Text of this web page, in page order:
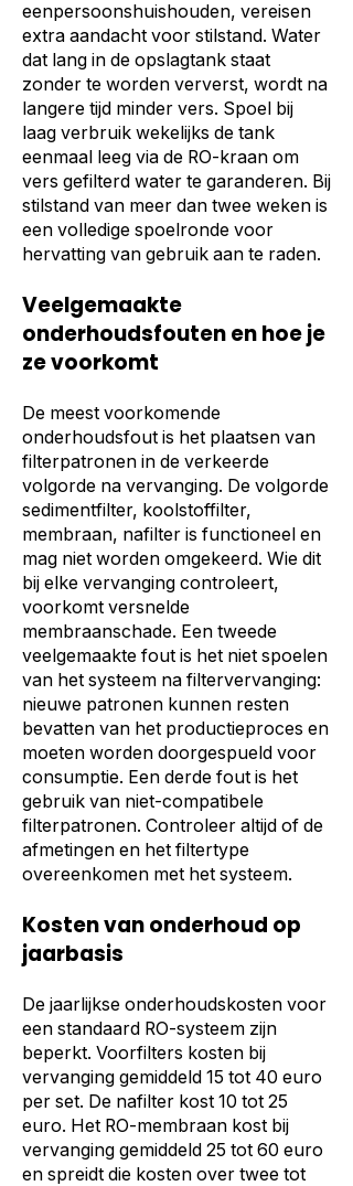
eenpersoonshuishouden, vereisen
extra aandacht voor stilstand. Water
dat lang in de opslagtank staat
zonder te worden ververst, wordt na
langere tijd minder vers. Spoel bij
laag verbruik wekelijks de tank
eenmaal leeg via de RO-kraan om
vers gefilterd water te garanderen. Bij
stilstand van meer dan twee weken is
een volledige spoelronde voor
hervatting van gebruik aan te raden.
Veelgemaakte
onderhoudsfouten en hoe je
ze voorkomt
De meest voorkomende
onderhoudsfout is het plaatsen van
filterpatronen in de verkeerde
volgorde na vervanging. De volgorde
sedimentfilter, koolstoffilter,
membraan, nafilter is functioneel en
mag niet worden omgekeerd. Wie dit
bij elke vervanging controleert,
voorkomt versnelde
membraanschade. Een tweede
veelgemaakte fout is het niet spoelen
van het systeem na filtervervanging:
nieuwe patronen kunnen resten
bevatten van het productieproces en
moeten worden doorgespueld voor
consumptie. Een derde fout is het
gebruik van niet-compatibele
filterpatronen. Controleer altijd of de
afmetingen en het filtertype
overeenkomen met het systeem.
Kosten van onderhoud op
jaarbasis
De jaarlijkse onderhoudskosten voor
een standaard RO-systeem zijn
beperkt. Voorfilters kosten bij
vervanging gemiddeld 15 tot 40 euro
per set. De nafilter kost 10 tot 25
euro. Het RO-membraan kost bij
vervanging gemiddeld 25 tot 60 euro
en spreidt die kosten over twee tot